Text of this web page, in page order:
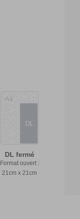
DL fermé
Format ouvert :
21cm x 21cm